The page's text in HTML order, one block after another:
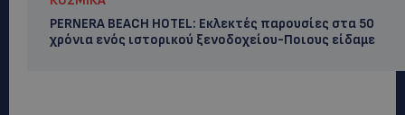
PERNERA BEACH HOTEL: Εκλεκτές παρουσίες στα 50
χρόνια ενός ιστορικού ξενοδοχείου-Ποιους είδαμε